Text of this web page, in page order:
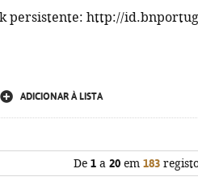
persistente: http://
ADICIONAR À LISTA
De 1 a 20 em 183